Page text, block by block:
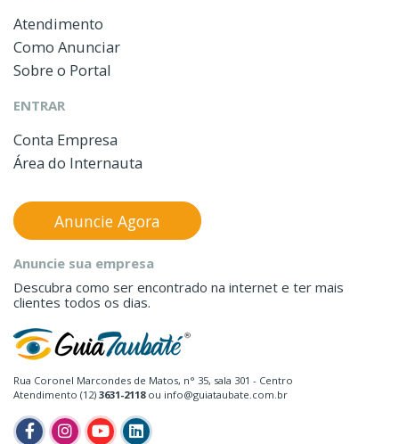
Atendimento
Como Anunciar
Sobre o Portal
ENTRAR
Conta Empresa
Área do Internauta
Rua Coronel Marcondes de Matos, n° 35, sala 301 - Centro
Atendimento (12) 3631-2118ou info@guiataubate.com.br
Anuncie sua empresa
Descubra como ser encontrado na internet e ter mais
clientes todos os dias.
Anuncie Agora